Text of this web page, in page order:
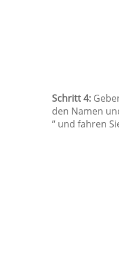
Schritt 4:
den Namen
“ und fahren